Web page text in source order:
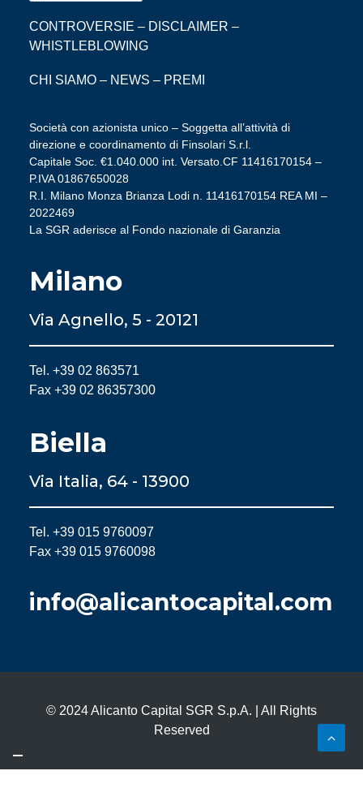
CONTROVERSIE – DISCLAIMER –
WHISTLEBLOWING
CHI SIAMO – NEWS – PREMI
Società con azionista unico – Soggetta all’attività di
direzione e coordinamento di Finsolari S.r.l.
Capitale Soc. €1.040.000 int. Versato.CF 11416170154 –
P.IVA 01867650028
R.I. Milano Monza Brianza Lodi n. 11416170154 REA MI –
2022469
La SGR aderisce al Fondo nazionale di Garanzia
Milano
Via Agnello, 5 - 20121
Tel. +39 02 863571
Fax +39 02 86357300
Biella
Via Italia, 64 - 13900
Tel. +39 015 9760097
Fax +39 015 9760098
info@alicantocapital.com
© 2024 Alicanto Capital SGR S.p.A. | All Rights
Reserved